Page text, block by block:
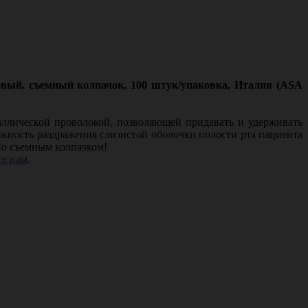
съемный колпачок, 100 штук/упаковка, Италия (ASA
проволокой, позволяющей придавать и удерживать
раздражения слизистой оболочки полости рта пациента
съемным колпачком!
нам.